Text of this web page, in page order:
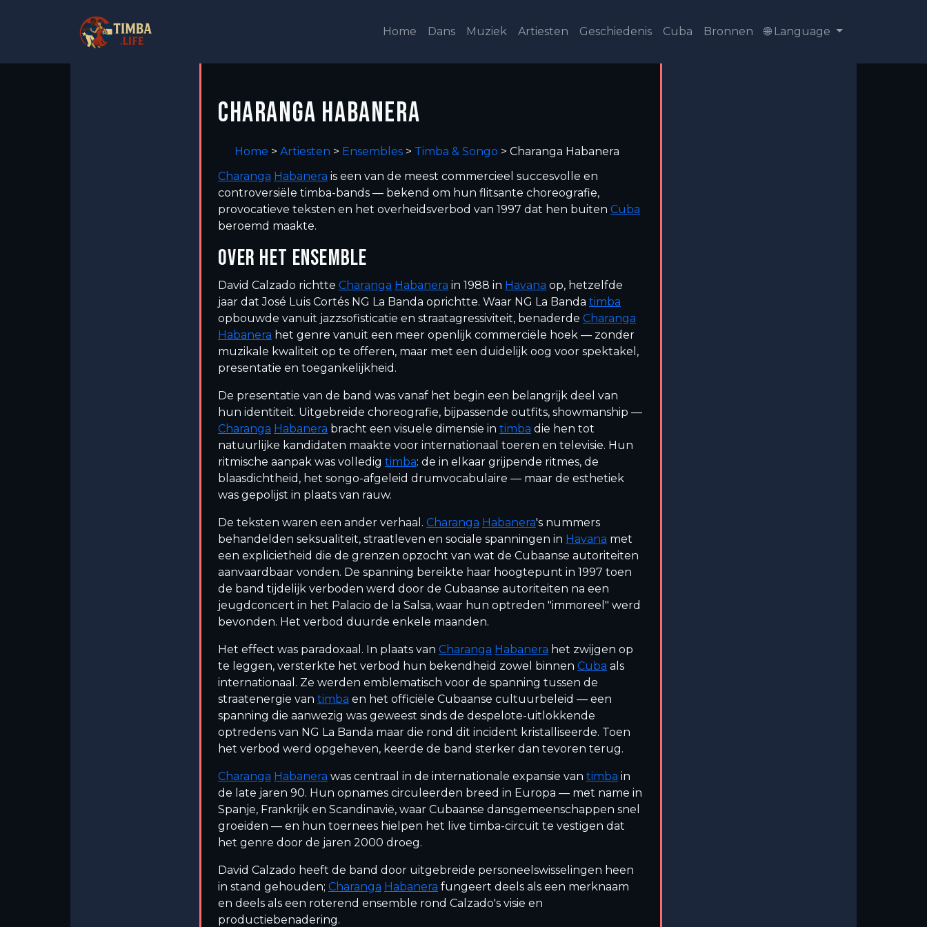
Home Dans Muziek Artiesten Geschiedenis Cuba Bronnen 🌐 Language
CHARANGA HABANERA
Home > Artiesten > Ensembles > Timba & Songo > Charanga Habanera
Charanga Habanera is een van de meest commercieel succesvolle en
controversiële timba-bands — bekend om hun flitsante choreografie,
provocatieve teksten en het overheidsverbod van 1997 dat hen buiten Cuba
beroemd maakte.
OVER HET ENSEMBLE
David Calzado richtte Charanga Habanera in 1988 in Havana op, hetzelfde
jaar dat José Luis Cortés NG La Banda oprichtte. Waar NG La Banda timba
opbouwde vanuit jazzsofisticatie en straatagressiviteit, benaderde Charanga
Habanera het genre vanuit een meer openlijk commerciële hoek — zonder
muzikale kwaliteit op te offeren, maar met een duidelijk oog voor spektakel,
presentatie en toegankelijkheid.
De presentatie van de band was vanaf het begin een belangrijk deel van
hun identiteit. Uitgebreide choreografie, bijpassende outfits, showmanship —
Charanga Habanera bracht een visuele dimensie in timba die hen tot
natuurlijke kandidaten maakte voor internationaal toeren en televisie. Hun
ritmische aanpak was volledig timba: de in elkaar grijpende ritmes, de
blaasdichtheid, het songo-afgeleid drumvocabulaire — maar de esthetiek
was gepolijst in plaats van rauw.
De teksten waren een ander verhaal. Charanga Habanera's nummers
behandelden seksualiteit, straatleven en sociale spanningen in Havana met
een explicietheid die de grenzen opzocht van wat de Cubaanse autoriteiten
aanvaardbaar vonden. De spanning bereikte haar hoogtepunt in 1997 toen
de band tijdelijk verboden werd door de Cubaanse autoriteiten na een
jeugdconcert in het Palacio de la Salsa, waar hun optreden "immoreel" werd
bevonden. Het verbod duurde enkele maanden.
Het effect was paradoxaal. In plaats van Charanga Habanera het zwijgen op
te leggen, versterkte het verbod hun bekendheid zowel binnen Cuba als
internationaal. Ze werden emblematisch voor de spanning tussen de
straatenergie van timba en het officiële Cubaanse cultuurbeleid — een
spanning die aanwezig was geweest sinds de despelote-uitlokkende
optredens van NG La Banda maar die rond dit incident kristalliseerde. Toen
het verbod werd opgeheven, keerde de band sterker dan tevoren terug.
Charanga Habanera was centraal in de internationale expansie van timba in
de late jaren 90. Hun opnames circuleerden breed in Europa — met name in
Spanje, Frankrijk en Scandinavië, waar Cubaanse dansgemeenschappen snel
groeiden — en hun toernees hielpen het live timba-circuit te vestigen dat
het genre door de jaren 2000 droeg.
David Calzado heeft de band door uitgebreide personeelswisselingen heen
in stand gehouden; Charanga Habanera fungeert deels als een merknaam
en deels als een roterend ensemble rond Calzado's visie en
productiebenadering.